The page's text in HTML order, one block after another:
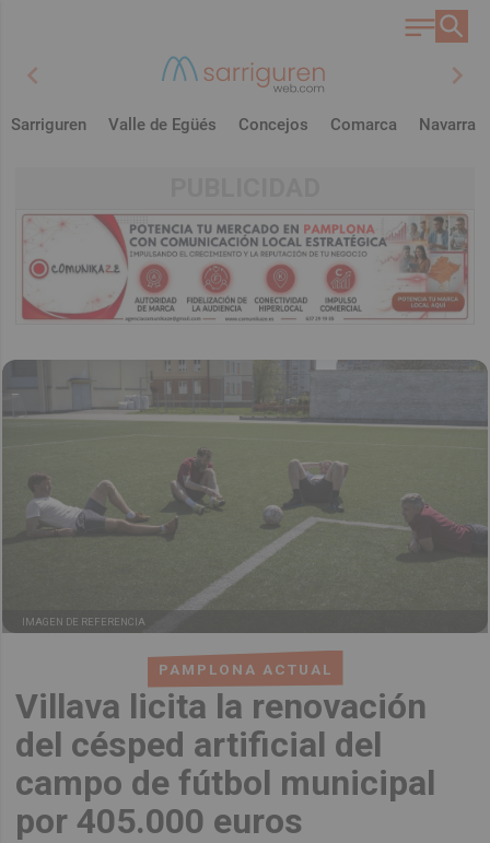
chevron_left chevron_right
Sarriguren Valle de Egüés Concejos Comarca Navarra
PAMPLONA ACTUAL
Villava licita la renovación
del césped artificial del
campo de fútbol municipal
por 405.000 euros
IMAGEN DE REFERENCIA